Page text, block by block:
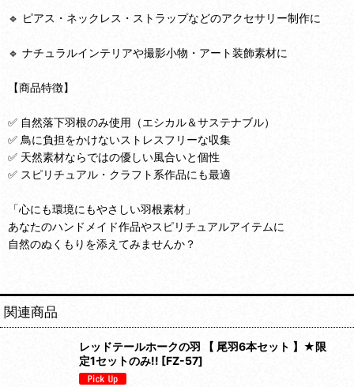
🔹 ピアス・ネックレス・ストラップなどのアクセサリー制作に
🔹 ナチュラルインテリアや撮影小物・アート装飾素材に
【商品特徴】
✅ 自然落下羽根のみ使用（エシカル＆サステナブル）
✅ 鳥に負担をかけないストレスフリーな収集
✅ 天然素材ならではの優しい風合いと個性
✅ スピリチュアル・クラフト系作品にも最適
「心にも環境にもやさしい羽根素材」
あなたのハンドメイド作品やスピリチュアルアイテムに
自然のぬくもりを添えてみませんか？
関連商品
レッドテールホークの羽 【 尾羽6本セット 】★限
定1セットのみ!! [FZ-57]